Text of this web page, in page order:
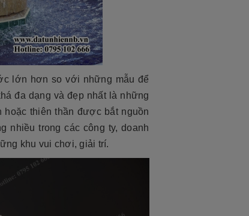
lớn hơn so với những mẫu để
đa dạng và đẹp nhất là những
thiên thần được bắt nguồn
nhiều trong các công ty, doanh
khu vui chơi, giải trí.